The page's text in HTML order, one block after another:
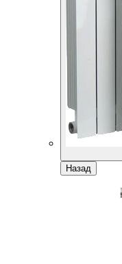
Назад